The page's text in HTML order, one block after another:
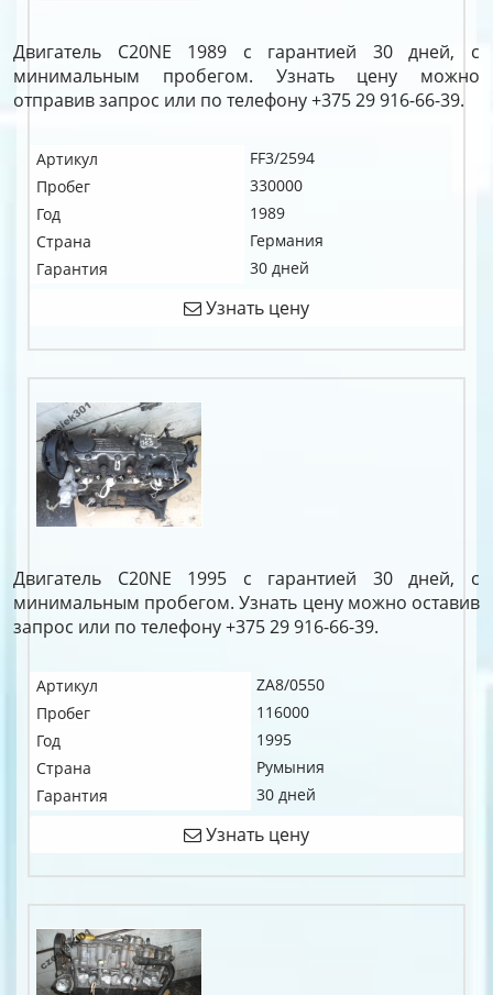
Двигатель C20NE 1989 с гарантией 30 дней, с
минимальным пробегом. Узнать цену можно
отправив запрос или по телефону +375 29 916-66-39.
Артикул
FF3/2594
Пробег
330000
Год
1989
Страна
Германия
Гарантия
30 дней
Узнать цену
Двигатель C20NE 1995 с гарантией 30 дней, с
минимальным пробегом. Узнать цену можно оставив
запрос или по телефону +375 29 916-66-39.
Артикул
ZA8/0550
Пробег
116000
Год
1995
Страна
Румыния
Гарантия
30 дней
Узнать цену